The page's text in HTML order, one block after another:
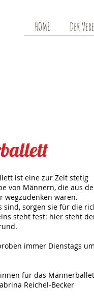
HOME Der
ist eine zur Zeit stetig
von Männern, die aus
wegzudenken wären.
sind, sorgen sie für die
steht fest: hier steht
immer Dienstags um
für das
Reichel-Becker